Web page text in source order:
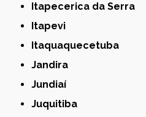
Itapecerica da Serra
Itapevi
Itaquaquecetuba
Jandira
Jundiaí
Juquitiba